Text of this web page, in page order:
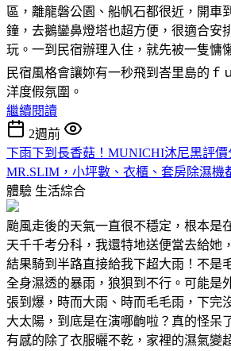
區，離龍磐公園、船帆石都很近，開車
鐘，去鵝鑾鼻燈塔也超方便，很適合安
玩。一到民宿辦理入住，就先被一隻慵
民宿風格會讓妳有一秒飛到峇里島的ｆ
洋度假氛圍。
繼續閱讀
2週前
下雨下到長香菇！MUNICHI沐尼黑評
MR.SLIM，小坪數、衣櫃、套房除濕機
體驗 生活綜合
颱風走後的天氣一直很不穩定，根本是
天千千考分科，我還特地送便當去給她
結果騎到半路直接給我下超大雨！不是
全身濕透的暴雨，狼狽到不行。可能是
張到爆，時而大雨、時而毛毛雨，下完
大太陽，到底是在演哪齣啦？真的怪呆
有感的除了衣服曬不乾，家裡的濕氣